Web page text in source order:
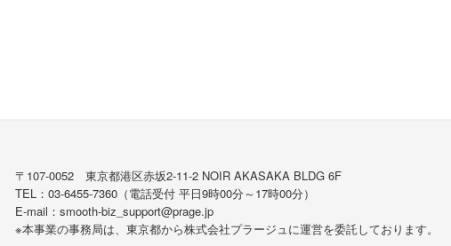
〒107-0052 東京都港区赤坂2-11-2 NOIR AKASAKA BLDG 6F
TEL：03-6455-7360（電話受付 平日9時00分～17時00分）
E-mail：smooth-biz_support@prage.jp
※本事業の事務局は、東京都から株式会社プラージュに運営を委託しております。